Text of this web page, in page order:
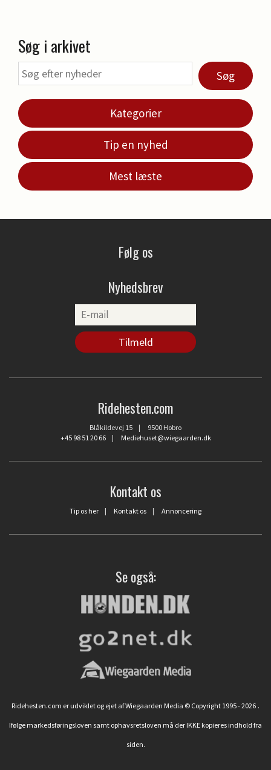
Søg i arkivet
Søg
Kategorier
Tip en nyhed
Mest læste
Følg os
Nyhedsbrev
Ridehesten.com
Blåkildevej 15 | 9500 Hobro
+45 98 51 20 66| Mediehuset@wiegaarden.dk
Kontakt os
Tip os her | Kontakt os | Annoncering
Se også:
Ridehesten.com er udviklet og ejet af Wiegaarden Media © Copyright 1995 - 2026 .
Ifølge markedsføringsloven samt ophavsretsloven må der IKKE kopieres indhold fra
siden.